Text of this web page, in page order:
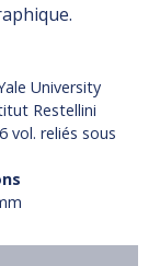
University
Restellini
6 vol. reliés sous